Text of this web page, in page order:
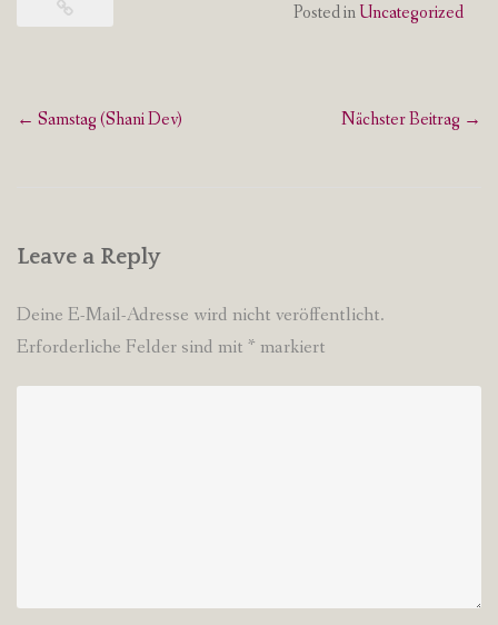
Posted inUncategorized
Post
← Samstag (Shani Dev) Nächster Beitrag →
Leave a Reply
Deine E-Mail-Adresse wird nicht veröffentlicht.
Erforderliche Felder sind mit * markiert